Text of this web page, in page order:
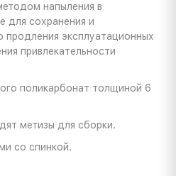
напыления в
для сохранения и
эксплуатационных
привлекательности
поликарбонат толщиной 6
метизы для сборки.
со спинкой.